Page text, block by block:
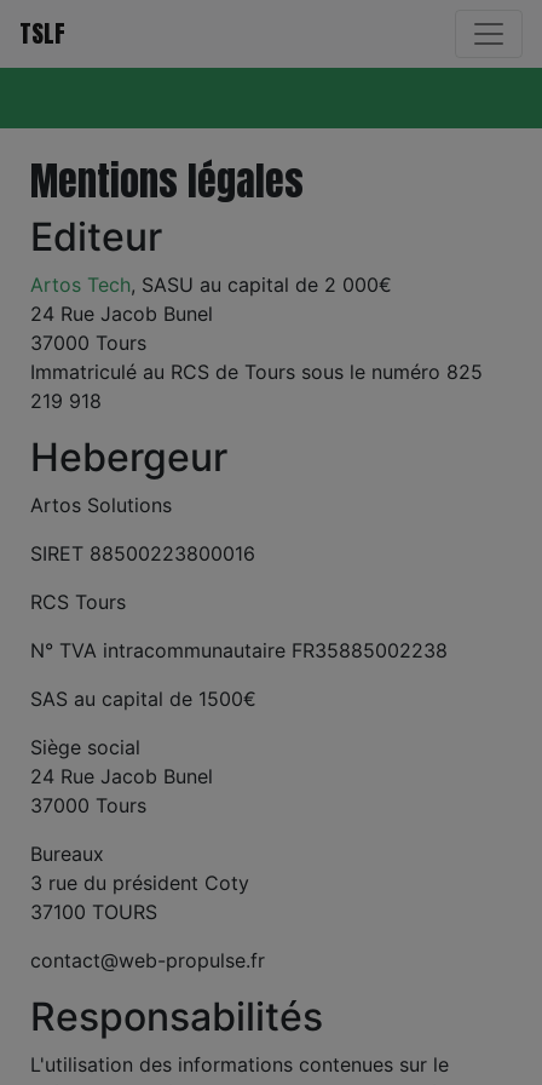
TSLF
Mentions légales
Editeur
Artos Tech, SASU au capital de 2 000€
24 Rue Jacob Bunel
37000 Tours
Immatriculé au RCS de Tours sous le numéro 825
219 918
Hebergeur
Artos Solutions
SIRET 88500223800016
RCS Tours
N° TVA intracommunautaire FR35885002238
SAS au capital de 1500€
Siège social
24 Rue Jacob Bunel
37000 Tours
Bureaux
3 rue du président Coty
37100 TOURS
contact@web-propulse.fr
Responsabilités
L'utilisation des informations contenues sur le